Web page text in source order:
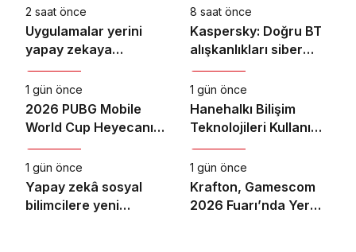
2 saat önce
Uygulamalar yerini
yapay zekaya
bırakıyor
8 saat önce
Kaspersky: Doğru BT
alışkanlıkları siber
dayanıklılığı
güçlendiriyor
1 gün önce
2026 PUBG Mobile
World Cup Heyecanı
Paris’te Başlıyor
1 gün önce
Hanehalkı Bilişim
Teknolojileri Kullanım
Araştırması, 2026
1 gün önce
Yapay zekâ sosyal
bilimcilere yeni
1 gün önce
Krafton, Gamescom
2026 Fuarı’nda Yer